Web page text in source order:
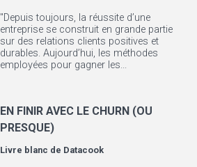
"Depuis toujours, la réussite d’une
entreprise se construit en grande partie
sur des relations clients positives et
durables. Aujourd’hui, les méthodes
employées pour gagner les...
EN FINIR AVEC LE CHURN (OU
PRESQUE)
Livre blanc de Datacook